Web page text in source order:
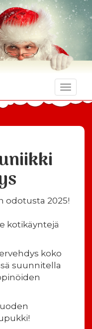
Toggle
odotusta 2025!
kotikäyntejä
koko
suunnitella